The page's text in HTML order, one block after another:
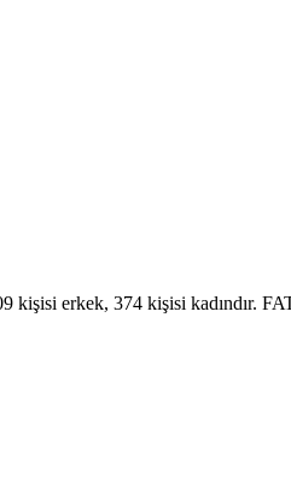
erkek, 374 kişisi kadındır.